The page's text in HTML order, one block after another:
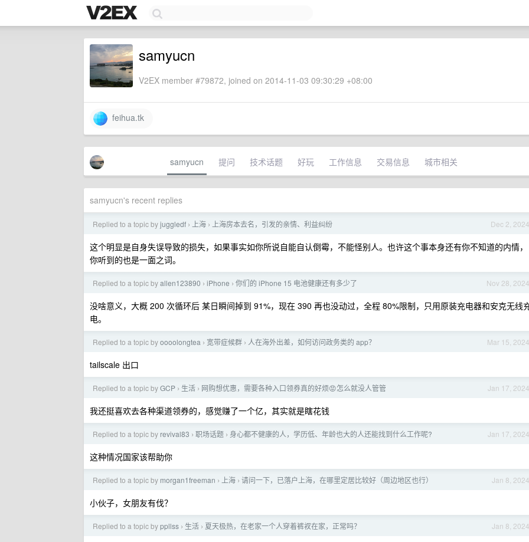
samyucn
V2EX member #79872, joined on 2014-11-03 09:30:29 +08:00
feihua.tk
samyucn 提问 技术话题 好玩 工作信息 交易信息 城市相关
samyucn's recent replies
Dec 2, 2024
Replied to a topic byjuggledf › 上海 › 上海房本去名，引发的亲情、利益纠纷
这个明显是自身失误导致的损失，如果事实如你所说自能自认倒霉，不能怪别人。也许这个事本身还有你不知道的内情，
你听到的也是一面之词。
Nov 28, 2024
Replied to a topic byallen123890 › iPhone › 你们的 iPhone 15 电池健康还有多少了
没啥意义，大概 200 次循环后 某日瞬间掉到 91%，现在 390 再也没动过，全程 80%限制，只用原装充电器和安克无线
电。
Mar 15, 2024
Replied to a topic byoooolongtea › 宽带症候群 › 人在海外出差，如何访问政务类的 app？
tailscale 出口
Jan 17, 2024
Replied to a topic byGCP › 生活 › 网购想优惠，需要各种入口领券真的好烦😡怎么就没人管管
我还挺喜欢去各种渠道领券的，感觉赚了一个亿，其实就是瞎花钱
Jan 17, 2024
Replied to a topic by revival83 › 职场话题 › 身心都不健康的人，学历低、年龄也大的人还能找到什么工作呢?
这种情况国家该帮助你
Jan 8, 2024
Replied to a topic by morgan1freeman › 上海 › 请问一下，已落户上海，在哪里定居比较好（周边地区也行）
小伙子，女朋友有伐？
Jan 8, 2024
Replied to a topic byppllss › 生活 › 夏天极热，在老家一个人穿着裤衩在家，正常吗？